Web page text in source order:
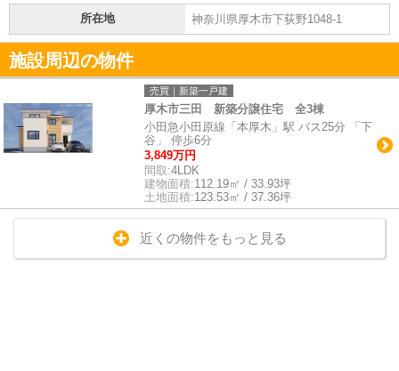
所在地 神奈川県厚木市下荻野1048-1
施設周辺の物件
売買｜新築一戸建
厚木市三田 新築分譲住宅 全3棟
小田急小田原線「本厚木」駅 バス25分 「下
谷」 停歩6分
3,849万円
間取:4LDK
建物面積:112.19㎡ / 33.93坪
土地面積:123.53㎡ / 37.36坪
近くの物件をもっと見る